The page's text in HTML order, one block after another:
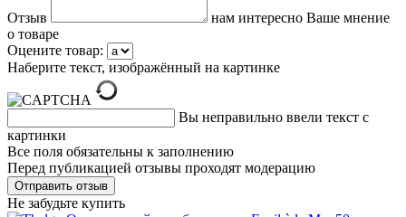
Отзыв
нам интересно Ваше мнение
о товаре
Оцените товар:
Наберите текст, изображённый на картинке
Вы неправильно ввели текст с
картинки
Все поля обязательны к заполнению
Перед публикацией отзывы проходят модерацию
Не забудьте купить